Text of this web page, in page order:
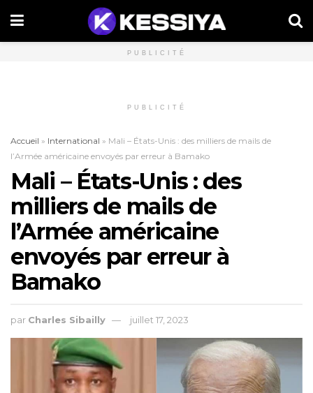
PUBLICITÉ
PUBLICITÉ
Accueil » International » Mali – États-Unis : des milliers de mails de
l’Armée américaine envoyés par erreur à Bamako
Mali – États-Unis : des
milliers de mails de
l’Armée américaine
envoyés par erreur à
Bamako
par Charles Sibailly juillet 17, 2023